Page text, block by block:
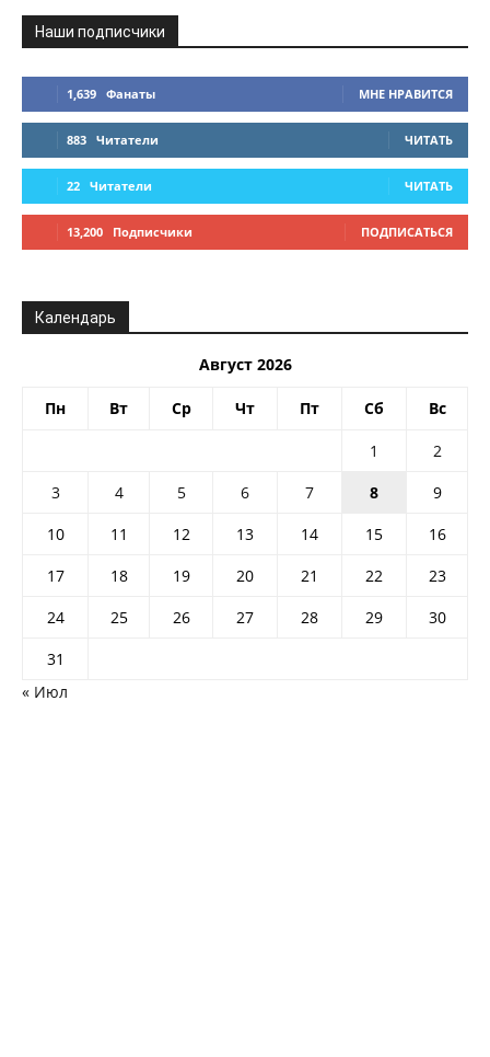
Наши подписчики
1,639 Фанаты МНЕ НРАВИТСЯ
883 Читатели ЧИТАТЬ
22 Читатели ЧИТАТЬ
13,200 Подписчики ПОДПИСАТЬСЯ
Календарь
Август 2026
Пн Вт Ср Чт Пт Сб Вс
1
2
3
4 5 6 7 8
9
10
11 12 13 14 15
16
17
18 19 20 21 22
23
24
25 26 27 28 29
30
31
« Июл